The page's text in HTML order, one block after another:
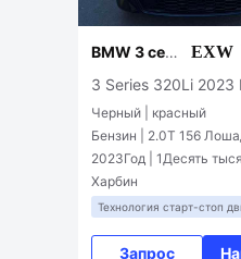
BMW 3 сер
ии
EXW
3 Series 320Li 2023
Черный | красный
Бензин | 2.0T 156
ы L4
2023Год | 1Десять
Харбин
Технология старт-стоп
Запрос